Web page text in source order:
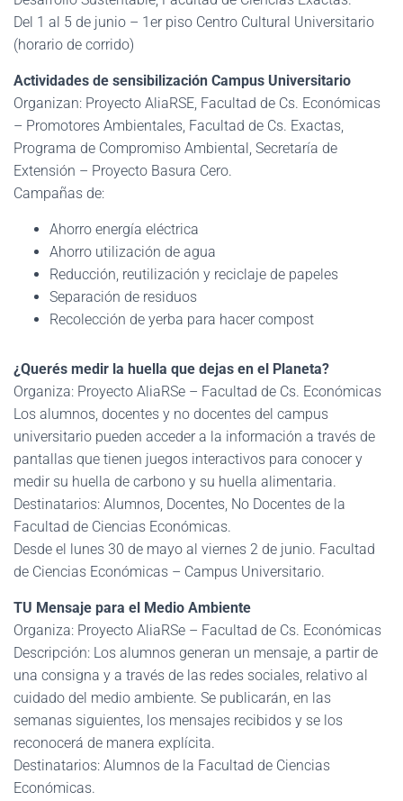
Del 1 al 5 de junio – 1er piso Centro Cultural Universitario
(horario de corrido)
Actividades de sensibilización Campus Universitario
Organizan: Proyecto AliaRSE, Facultad de Cs. Económicas
– Promotores Ambientales, Facultad de Cs. Exactas,
Programa de Compromiso Ambiental, Secretaría de
Extensión – Proyecto Basura Cero.
Campañas de:
Ahorro energía eléctrica
Ahorro utilización de agua
Reducción, reutilización y reciclaje de papeles
Separación de residuos
Recolección de yerba para hacer compost
¿Querés medir la huella que dejas en el Planeta?
Organiza: Proyecto AliaRSe – Facultad de Cs. Económicas
Los alumnos, docentes y no docentes del campus
universitario pueden acceder a la información a través de
pantallas que tienen juegos interactivos para conocer y
medir su huella de carbono y su huella alimentaria.
Destinatarios: Alumnos, Docentes, No Docentes de la
Facultad de Ciencias Económicas.
Desde el lunes 30 de mayo al viernes 2 de junio. Facultad
de Ciencias Económicas – Campus Universitario.
TU Mensaje para el Medio Ambiente
Organiza: Proyecto AliaRSe – Facultad de Cs. Económicas
Descripción: Los alumnos generan un mensaje, a partir de
una consigna y a través de las redes sociales, relativo al
cuidado del medio ambiente. Se publicarán, en las
semanas siguientes, los mensajes recibidos y se los
reconocerá de manera explícita.
Destinatarios: Alumnos de la Facultad de Ciencias
Económicas.